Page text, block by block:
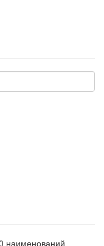
наименований